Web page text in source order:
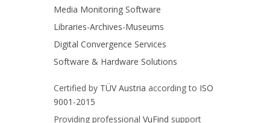
Media Monitoring Software
Libraries-Archives-Museums
Digital Convergence Services
Software & Hardware Solutions
Certified by TÜV Austria according to ISO
9001-2015
Providing professional VuFind support